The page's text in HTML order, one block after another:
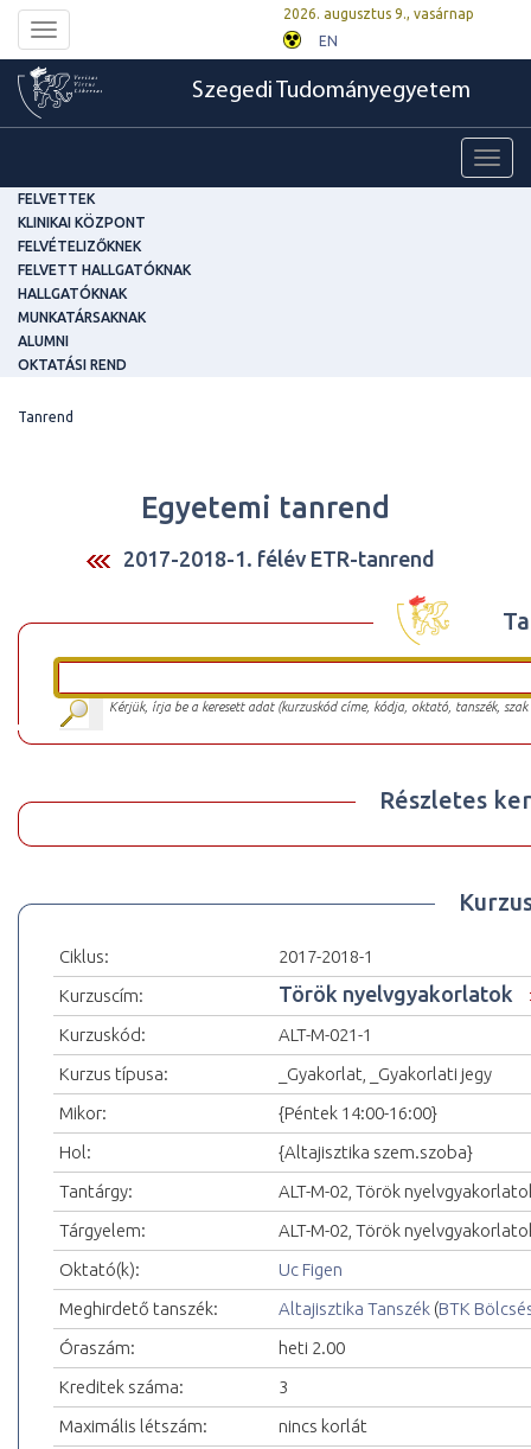
Toggle
navigation
2026. augusztus 9., vasárnap
EN
Szegedi Tudományegyetem
FELVETTEK
KLINIKAI KÖZPONT
FELVÉTELIZŐKNEK
FELVETT HALLGATÓKNAK
HALLGATÓKNAK
MUNKATÁRSAKNAK
ALUMNI
OKTATÁSI REND
Tanrend
Egyetemi tanrend
2017-2018-1. félév ETR-tanrend
Kérjük, írja be a keresett adat (kurzuskód címe, kódja, oktató, tanszék,
Részletes
Ciklus:
2017-2018-1
Kurzuscím:
Török nyelvgyakorlatok
Kurzuskód:
ALT-M-021-1
Kurzus típusa:
_Gyakorlat, _Gyakorlati jegy
Mikor:
{Péntek 14:00-16:00}
Hol:
{Altajisztika szem.szoba}
Tantárgy:
ALT-M-02, Török
Tárgyelem:
ALT-M-02, Török
Oktató(k):
Uc Figen
Meghirdető tanszék:
Altajisztika Tanszék (BTK
Óraszám:
heti 2.00
Kreditek száma:
3
Maximális létszám:
nincs korlát